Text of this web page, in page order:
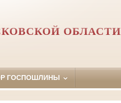
ОБЛАСТИ
ГОСПОШЛИНЫ